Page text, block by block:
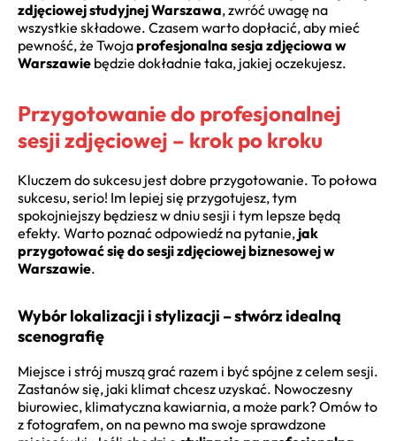
zdjęciowej studyjnej Warszawa, zwróć uwagę na
wszystkie składowe. Czasem warto dopłacić, aby mieć
pewność, że Twojaprofesjonalna sesja zdjęciowa w
Warszawie będzie dokładnie taka, jakiej oczekujesz.
Przygotowanie do profesjonalnej
sesji zdjęciowej – krok po kroku
Kluczem do sukcesu jest dobre przygotowanie. To połowa
sukcesu, serio! Im lepiej się przygotujesz, tym
spokojniejszy będziesz w dniu sesji i tym lepsze będą
efekty. Warto poznać odpowiedź na pytanie, jak
przygotować się do sesji zdjęciowej biznesowej w
Warszawie.
Wybór lokalizacji i stylizacji – stwórz idealną
scenografię
Miejsce i strój muszą grać razem i być spójne z celem sesji.
Zastanów się, jaki klimat chcesz uzyskać. Nowoczesny
biurowiec, klimatyczna kawiarnia, a może park? Omów to
z fotografem, on na pewno ma swoje sprawdzone